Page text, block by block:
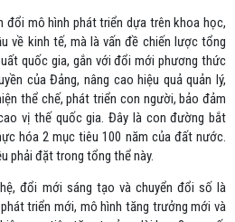
đổi mô hình phát triển dựa trên khoa học,
về kinh tế, mà là vấn đề chiến lược tổng
quốc gia, gắn với đổi mới phương thức
của Đảng, nâng cao hiệu quả quản lý,
thể chế, phát triển con người, bảo đảm
vị thế quốc gia. Đây là con đường bắt
hóa 2 mục tiêu 100 năm của đất nước.
phải đặt trong tổng thể này.
đổi mới sáng tạo và chuyển đổi số là
triển mới, mô hình tăng trưởng mới và